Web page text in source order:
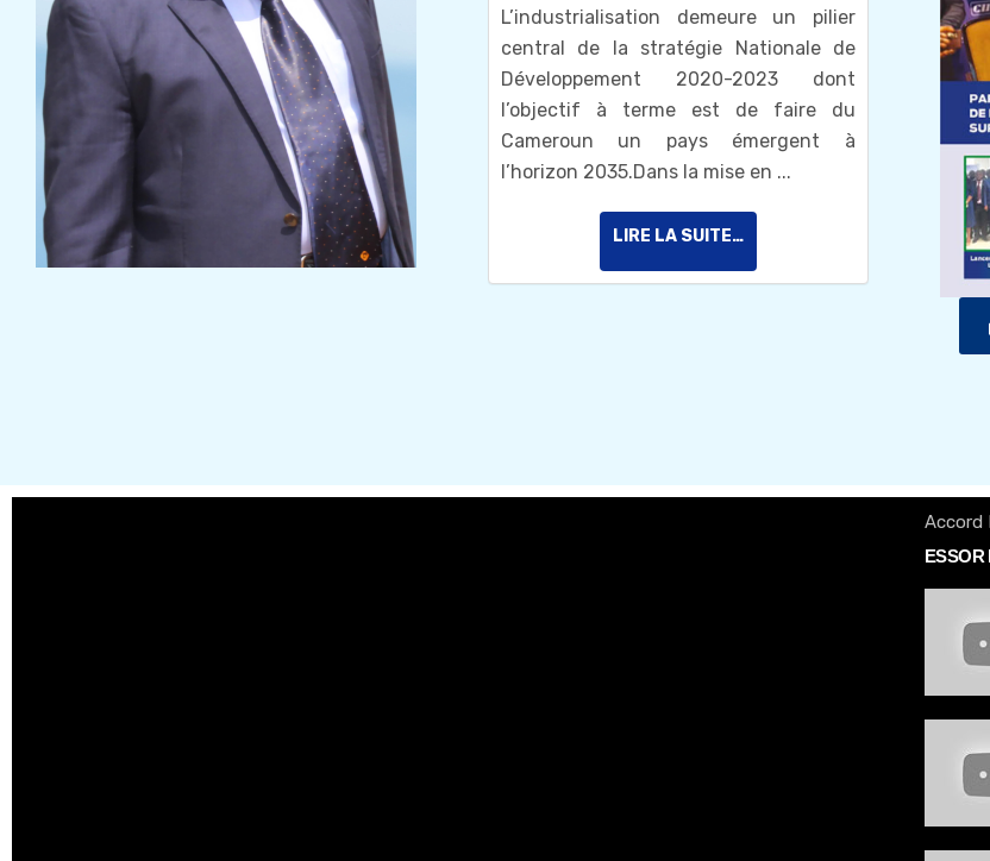
L’industrialisation demeure un pilier
central de la stratégie Nationale de
Développement 2020-2023 dont
l’objectif à terme est de faire du
Cameroun un pays émergent à
l’horizon 2035.Dans la mise en ...
LIRE LA SUITE…
Accord